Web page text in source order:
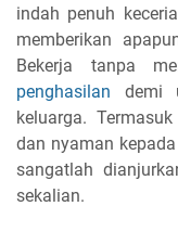
indah penuh
memberikan
Bekerja tanpa
penghasilan demi
keluarga.
dan nyaman
sangatlah
sekalian.